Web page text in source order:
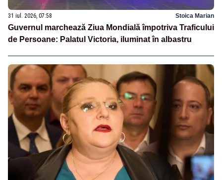
31 iul. 2026, 07:58 Stoica Marian
Guvernul marchează Ziua Mondială împotriva Traficului
de Persoane: Palatul Victoria, iluminat în albastru